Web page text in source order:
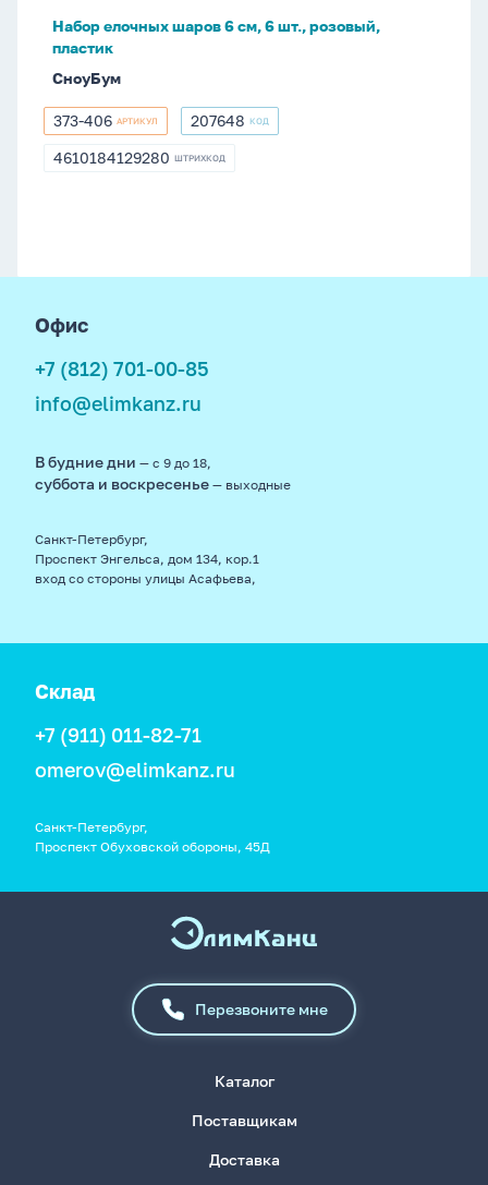
пластик
Набор елочных шаров 6 см, 6 шт., розовый,
пластик
СноуБум
373-
406
373-406 АРТИКУЛ 207648
207648 КОД
4610184129280
4610184129280 ШТРИХКОД
Офис
+7 (812) 701-00-85
info@elimkanz.ru
В будние дни — с 9 до 18,
суббота и воскресенье — выходные
Санкт-Петербург,
Проспект Энгельса, дом 134, кор.1
вход со стороны улицы Асафьева,
Склад
+7 (911) 011-82-71
omerov@elimkanz.ru
Санкт-Петербург,
Проспект Обуховской обороны, 45Д
Перезвоните мне
Каталог
Поставщикам
Доставка